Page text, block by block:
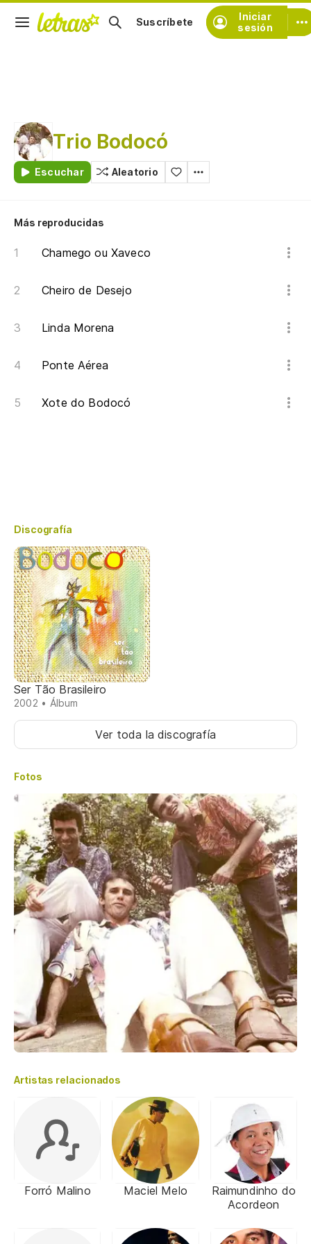
Iniciar
sesión
Suscríbete
Trio Bodocó
Escuchar Aleatorio
Más reproducidas
Chamego ou Xaveco
Cheiro de Desejo
Linda Morena
Ponte Aérea
Xote do Bodocó
Discografía
Ser Tão Brasileiro
2002 • Álbum
Ver toda la discografía
Fotos
Artistas relacionados
Forró Malino Maciel Melo
Raimundinho do
Acordeon